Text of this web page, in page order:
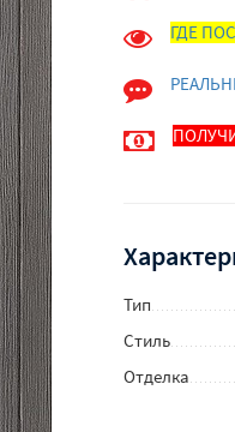
ГДЕ
Тип
Стиль
Отделка